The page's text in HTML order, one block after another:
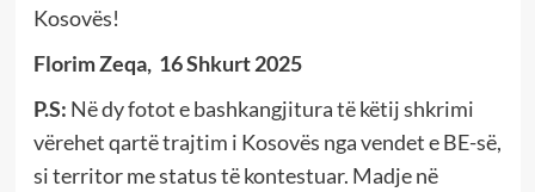
Kosovës!
Florim Zeqa, 16 Shkurt 2025
P.S: Në dy fotot e bashkangjitura të këtij shkrimi
vërehet qartë trajtim i Kosovës nga vendet e BE-së,
si territor me status të kontestuar. Madje në